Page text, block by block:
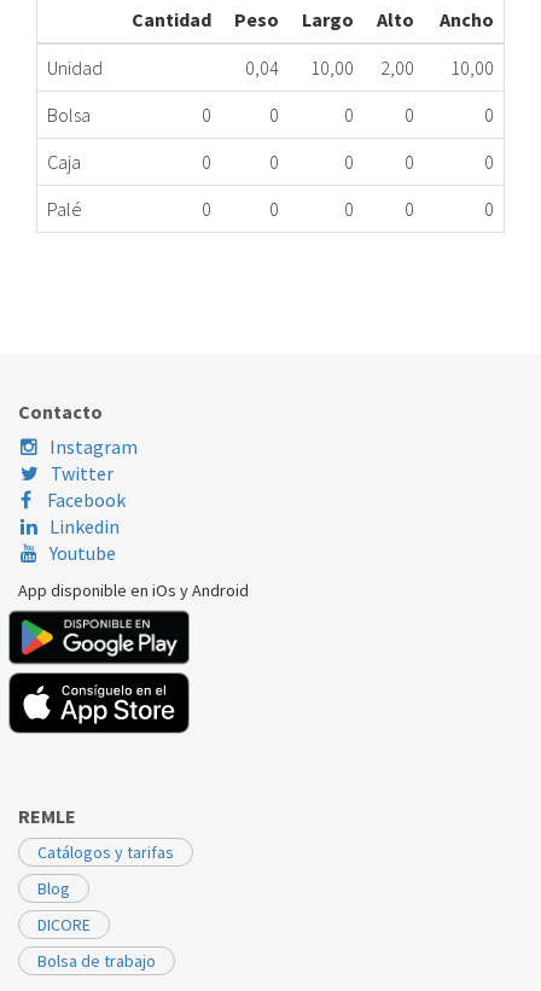
Cantidad Peso Largo Alto
Ancho
Unidad
0,04 10,00 2,00
10,00
Bolsa
0 0 0 0
0
Caja
0 0 0 0
0
Palé
0 0 0 0 0
Contacto
Instagram
Twitter
Facebook
Linkedin
Youtube
App disponible en iOs y Android
REMLE
Catálogos y tarifas
Blog
DICORE
Bolsa de trabajo